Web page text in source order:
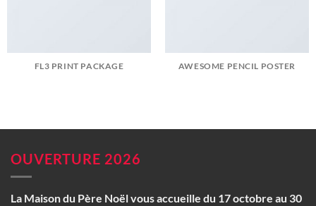
FL3 PRINT PACKAGE AWESOME PENCIL POSTER
OUVERTURE 2026
La Maison du Père Noël vous accueille du 17 octobre au 30